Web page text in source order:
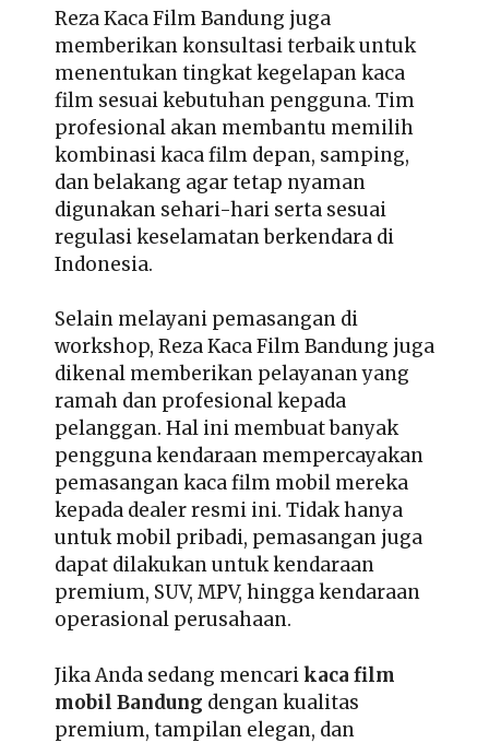
Reza Kaca Film Bandung juga
memberikan konsultasi terbaik untuk
menentukan tingkat kegelapan kaca
film sesuai kebutuhan pengguna. Tim
profesional akan membantu memilih
kombinasi kaca film depan, samping,
dan belakang agar tetap nyaman
digunakan sehari-hari serta sesuai
regulasi keselamatan berkendara di
Indonesia.
Selain melayani pemasangan di
workshop, Reza Kaca Film Bandung juga
dikenal memberikan pelayanan yang
ramah dan profesional kepada
pelanggan. Hal ini membuat banyak
pengguna kendaraan mempercayakan
pemasangan kaca film mobil mereka
kepada dealer resmi ini. Tidak hanya
untuk mobil pribadi, pemasangan juga
dapat dilakukan untuk kendaraan
premium, SUV, MPV, hingga kendaraan
operasional perusahaan.
Jika Anda sedang mencarikaca film
mobil Bandung dengan kualitas
premium, tampilan elegan, dan